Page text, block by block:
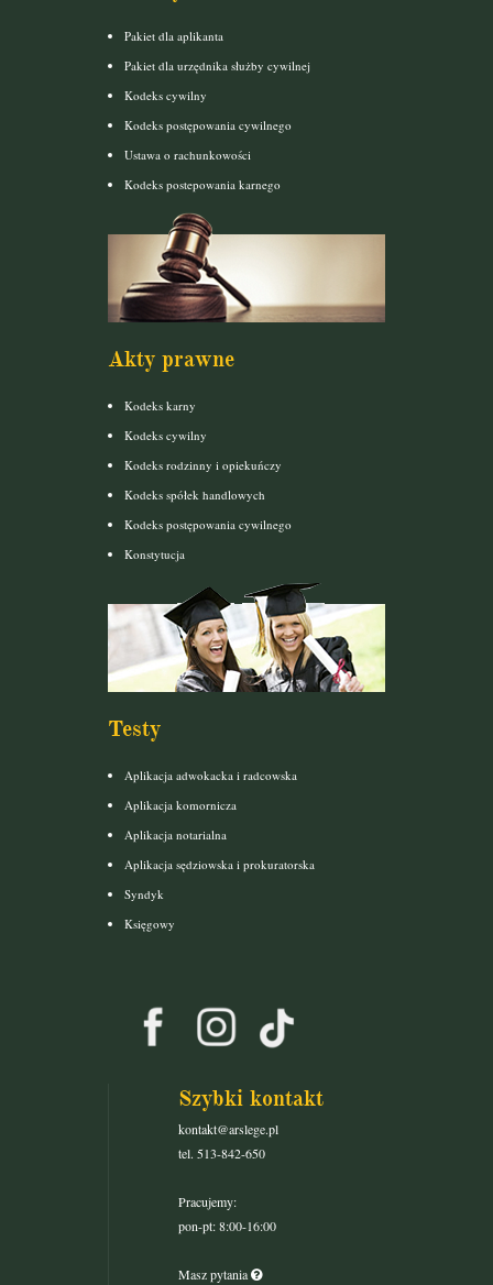
Pakiet dla aplikanta
Pakiet dla urzędnika służby cywilnej
Kodeks cywilny
Kodeks postępowania cywilnego
Ustawa o rachunkowości
Kodeks postepowania karnego
Akty prawne
Kodeks karny
Kodeks cywilny
Kodeks rodzinny i opiekuńczy
Kodeks spółek handlowych
Kodeks postępowania cywilnego
Konstytucja
Testy
Aplikacja adwokacka i radcowska
Aplikacja komornicza
Aplikacja notarialna
Aplikacja sędziowska i prokuratorska
Syndyk
Księgowy
Szybki kontakt
kontakt@arslege.pl
tel. 513-842-650
Pracujemy:
pon-pt: 8:00-16:00
Masz pytania